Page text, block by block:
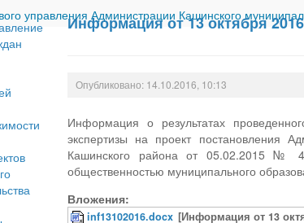
управления Администрации Кашинского
Информация от 13 октября
Опубликовано: 14.10.2016, 10:13
Информация о результатах
экспертизы на проект постановления
Кашинского района от 05.02.2015 №
общественностью муниципального
Вложения:
inf13102016.docx [Информация от 13